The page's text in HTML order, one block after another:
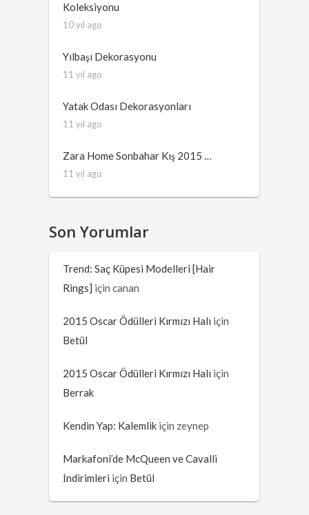
Koleksiyonu
10 yıl ago
Yılbaşı Dekorasyonu
11 yıl ago
Yatak Odası Dekorasyonları
11 yıl ago
Zara Home Sonbahar Kış 2015 …
11 yıl ago
Son Yorumlar
Trend: Saç Küpesi Modelleri [Hair
Rings] içincanan
2015 Oscar Ödülleri Kırmızı Halı için
Betül
2015 Oscar Ödülleri Kırmızı Halı için
Berrak
Kendin Yap: Kalemlik için zeynep
Markafoni’de McQueen ve Cavalli
İndirimleri için Betül